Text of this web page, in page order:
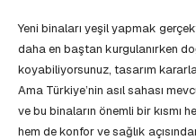
Yeni binaları yeşil yapmak
daha en baştan kurgulanırken
koyabiliyorsunuz, tasarım
Ama Türkiye’nin asıl sahası
ve bu binaların önemli bir kısmı
hem de konfor ve sağlık